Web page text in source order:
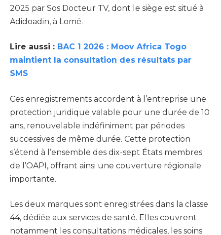
2025 par Sos Docteur TV, dont le siège est situé à
Adidoadin, à Lomé.
Lire aussi : BAC 1 2026 : Moov Africa Togo
maintient la consultation des résultats par
SMS
Ces enregistrements accordent à l’entreprise une
protection juridique valable pour une durée de 10
ans, renouvelable indéfiniment par périodes
successives de même durée. Cette protection
s’étend à l’ensemble des dix-sept États membres
de l’OAPI, offrant ainsi une couverture régionale
importante.
Les deux marques sont enregistrées dans la classe
44, dédiée aux services de santé. Elles couvrent
notamment les consultations médicales, les soins